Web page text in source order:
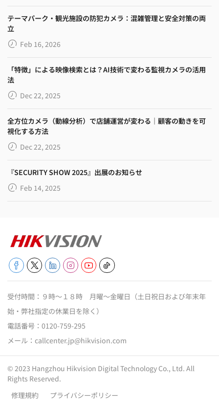
テーマパーク・観光施設の防犯カメラ：混雑管理と安全対策の両
立
Feb 16, 2026
「特徴」による映像検索とは？AI技術で変わる監視カメラの活用
法
Dec 22, 2025
全方位カメラ（動線分析）で店舗運営が変わる｜顧客の動きを可
視化する方法
Dec 22, 2025
『SECURITY SHOW 2025』出展のお知らせ
Feb 14, 2025
受付時間：９時～１８時 月曜～金曜日（土日祝日および年末年
始・弊社指定の休業日を除く）
電話番号： 0120-759-295
メール： callcenter.jp@hikvision.com
© 2023 Hangzhou Hikvision Digital Technology Co., Ltd. All
Rights Reserved.
修理規約
プライバシーポリシー